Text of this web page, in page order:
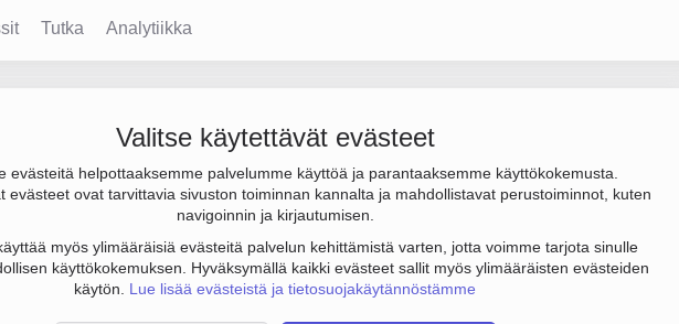
Tutka Analytiikka
Valitse käytettävät evästeet
evästeitä helpottaaksemme palvelumme käyttöä ja parantaaksemme käyttökokemusta.
evästeet ovat tarvittavia sivuston toiminnan kannalta ja mahdollistavat perustoiminnot, kuten
navigoinnin ja kirjautumisen.
myös ylimääräisiä evästeitä palvelun kehittämistä varten, jotta voimme tarjota sinulle
käyttökokemuksen. Hyväksymällä kaikki evästeet sallit myös ylimääräisten evästeiden
käytön. Lue lisää evästeistä ja tietosuojakäytännöstämme
milj. € ja henkilöstömäärä 34. Sen päätoimiala on Muu muualla luokittelematon
Helsinki. Yrityksen yhtiömuoto Osakeyhtiö (OY).